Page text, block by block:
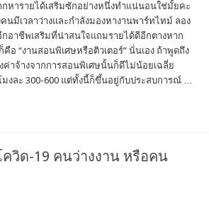
กหารายได้เสริมซักอย่างหนึ่งทำแน่นอนใช่มั้ยคะ
นมีเวลาว่างและกำลังมองหางานพาร์ทไทม์ ลอง
กอาชีพเสริมที่น่าสนใจแถมรายได้ดีอีกตางหาก
อ “งานสอนพิเศษหรือติวเตอร์” นั่นเอง ถ้าพูดถึง
งค่าจ้างจากการสอนพิเศษนั้นก็ดีไม่น้อยเฉลี่ย
มงละ 300-600 แต่ทั้งนี้ก็ขึ้นอยู่กับประสบการณ์ …
วิด-19 คนว่างงาน หรือคน